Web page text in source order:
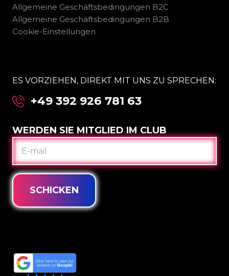
Allgemeine Geschäftsbedingungen B2C
Allgemeine Geschäftsbedingungen B2B
Cookie-Einstellungen
ES VORZIEHEN, DIREKT MIT UNS ZU SPRECHEN:
+49 392 926 781 63
WERDEN SIE MITGLIED IM CLUB
E-
MAIL
SCHICKEN